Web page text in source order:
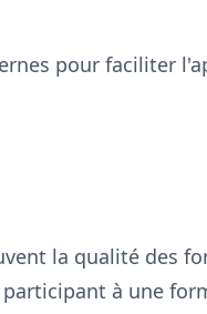
pour faciliter
la qualité des
à une